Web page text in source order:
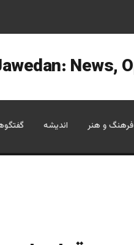
فرهنگ و هنر اندیشه